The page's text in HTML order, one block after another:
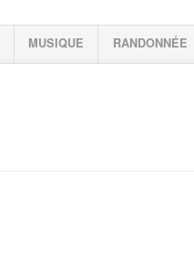
MUSIQUE RANDONNÉE